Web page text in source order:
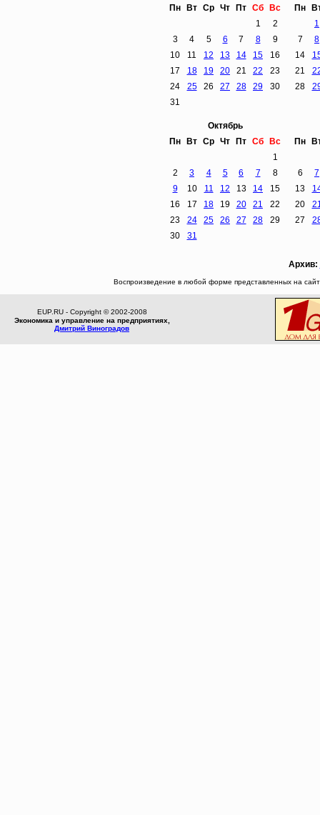
Пн
Вт Ср Чт Пт Сб
Вс
1
2
3
4 5 6 7 8
9
10
11 12 13 14 15
16
17
18 19 20 21 22
23
24
25 26 27 28 29
30
31
Пн
1
7
8
14
21
28
Октябрь
Пн
Вт Ср Чт Пт Сб
Вс
1
2
3 4 5 6 7
8
9
10 11 12 13 14
15
16
17 18 19 20 21
22
23
24 25 26 27 28
29
30
31
Пн
6
7
13
20
27
Архив:
Воспроизведение в любой форме представленных на
EUP.RU - Copyright © 2002-2008
Экономика и управление на предприятиях,
Дмитрий Виноградов